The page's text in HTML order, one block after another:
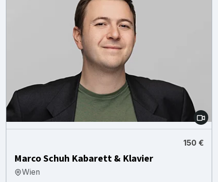
150 €
Marco Schuh Kabarett & Klavier
Wien